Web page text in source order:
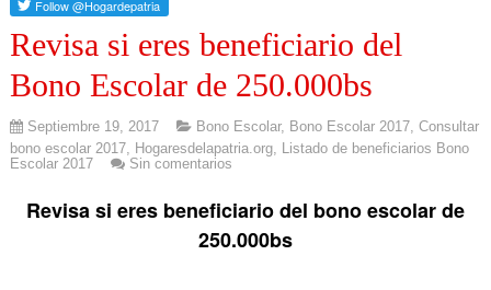
Revisa si eres beneficiario del
Bono Escolar de 250.000bs
Septiembre 19, 2017 Bono Escolar, Bono Escolar 2017, Consultar
bono escolar 2017, Hogaresdelapatria.org,
Listado de beneficiarios Bono
Escolar 2017
Sin comentarios
Revisa si eres beneficiario del bono escolar de
250.000bs